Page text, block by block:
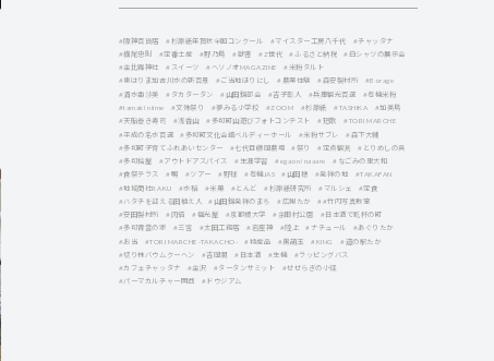
#阪神百貨店 #杉原紙年賀状全国コンクール #マイスター工房八千代
#チャッタナ
#横尾忠則
#定番土産 #野乃鳥 #獣害 #Z世代 #ふるさと納税
#白シャツの展示会
#金比羅神社
#スイーツ #ヘソノオMAGAZINE
#米粉タルト
#東はりま加古川水の新百景
#ご当地ほりにし #農業体験 #森安製材所
#Borage
#清水亜沙美
#タカタータン #山田錦部会 #吉子彰人 #兵庫観光百選
#有機米粉
#tamaki niime
#文殊祭り #夢みる小学校 #ZOOM #杉原紙 #TASHIKA
#加美鳥
#天船巻き寿司
#浅香山 #多可町山遊びフォトコンテスト #短歌
#TORI MARCHE
#平成の名水百選
#多可町文化会館ベルディーホール #米粉サブレ
#森下大輔
#多可町子育てふれあいセンター
#七代目藤岡農場 #祭り #定点観測
#とりめしの具
#多可桧屋
#アウトドアスパイス #生涯学習 #egaon!naaare
#なごみの里大和
#食祭テラス
#鴨 #ツアー #野球 #有機JAS #山田穂 #発祥の地
#TAKAFAN
#地域商社RAKU
#水稲 #米菓 #とんど #杉原紙研究所 #マルシェ
#定食
#ハタチを迎える田植え人
#山田錦発祥のまち #広報たか
##竹内写真教室
#安田製材所
#肉倍 #福光屋 #京都橘大学 #余暇村公園
#日本酒で乾杯の町
#多可青雲の家
#三宮 #太田工務店 #岩座神 #陸上 #ナチュール
#あぐりたか
#お当
#TORI MARCHE -TAKACHO- #特産品 #黒葫玉 #KING
#道の駅たか
#切り株バウムクーヘン
#吉岡潤 #日本酒 #生機
#ラッピングバス
#カフェチャッタナ
#金沢 #タータンサミット
#せせらぎの小径
#パーマカルチャー関西
#ドウジアム